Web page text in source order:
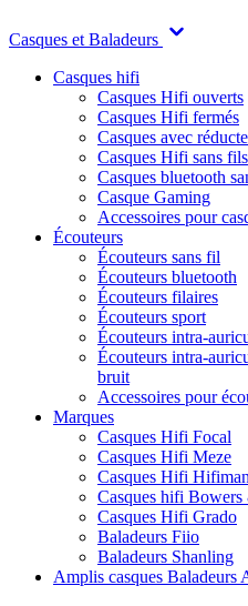
Casques et Baladeurs
Casques hifi
Casques Hifi ouverts
Casques Hifi fermés
Casques avec
Casques Hifi sans fils
Casques bluetooth
Casque Gaming
Accessoires pour
Écouteurs
Écouteurs sans fil
Écouteurs bluetooth
Écouteurs filaires
Écouteurs sport
Écouteurs intra-
Écouteurs intra-
bruit
Accessoires pour
Marques
Casques Hifi Focal
Casques Hifi Meze
Casques Hifi Hifiman
Casques hifi
Casques Hifi Grado
Baladeurs Fiio
Baladeurs Shanling
Amplis casques Baladeurs